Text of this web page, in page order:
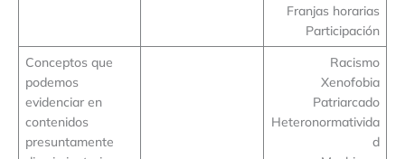
Franjas horarias
Participación
Conceptos que
podemos
evidenciar en
contenidos
presuntamente
Racismo
Xenofobia
Patriarcado
Heteronormativida
d